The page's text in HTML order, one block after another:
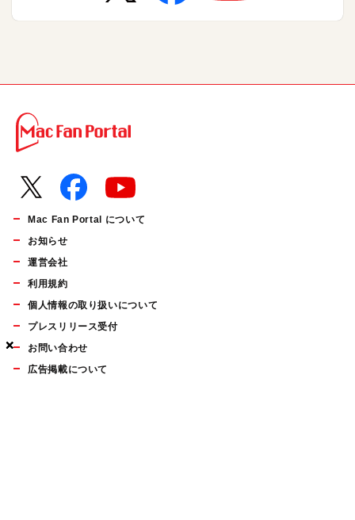
×
×
×
Mac Fan Portal について
お知らせ
運営会社
利用規約
個人情報の取り扱いについて
プレスリリース受付
お問い合わせ
広告掲載について